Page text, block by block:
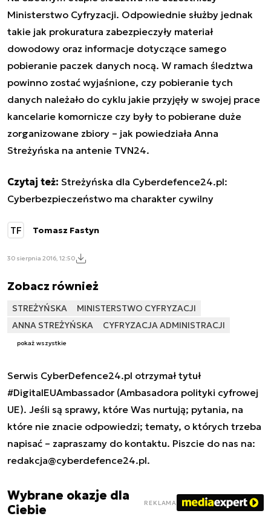
Ministerstwo Cyfryzacji. Odpowiednie służby jednak
takie jak prokuratura zabezpieczyły materiał
dowodowy oraz informacje dotyczące samego
pobieranie paczek danych nocą. W ramach śledztwa
powinno zostać wyjaśnione, czy pobieranie tych
danych należało do cyklu jakie przyjęły w swojej prace
kancelarie komornicze czy były to pobierane duże
zorganizowane zbiory – jak powiedziała Anna
Streżyńska na antenie TVN24.
Czytaj też: Streżyńska dla Cyberdefence24.pl:
Cyberbezpieczeństwo ma charakter cywilny
TF Tomasz Fastyn
30 sierpnia 2016, 12:50
Zobacz również
STREŻYŃSKA
MINISTERSTWO CYFRYZACJI
ANNA STREŻYŃSKA
CYFRYZACJA ADMINISTRACJI
pokaż wszystkie
Serwis CyberDefence24.pl otrzymał tytuł
#DigitalEUAmbassador (Ambasadora polityki cyfrowej
UE). Jeśli są sprawy, które Was nurtują; pytania, na
które nie znacie odpowiedzi; tematy, o których trzeba
napisać – zapraszamy do kontaktu. Piszcie do nas na:
redakcja@cyberdefence24.pl.
Wybrane okazje dla
Ciebie
REKLAMA